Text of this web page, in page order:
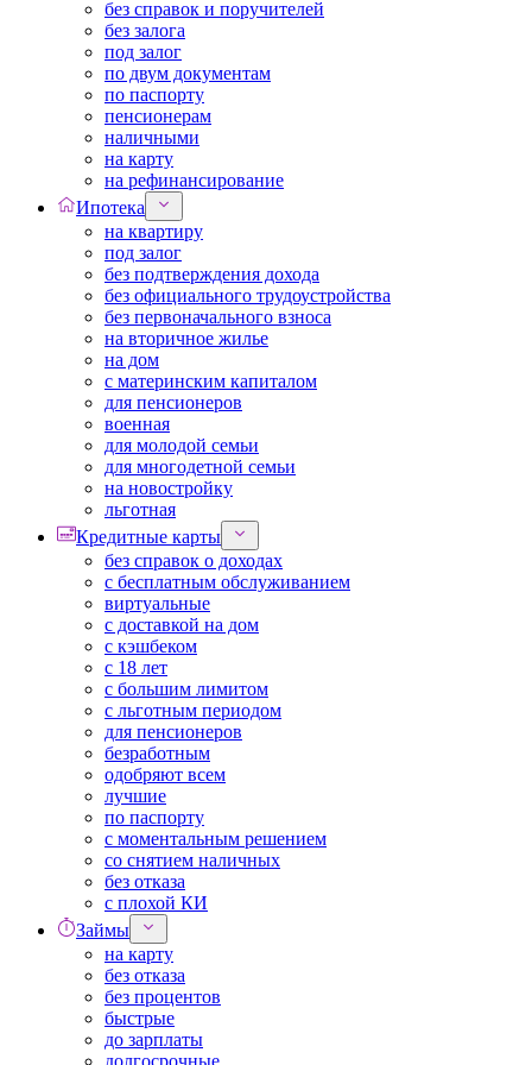
без справок и поручителей
без залога
под залог
по двум документам
по паспорту
пенсионерам
наличными
на карту
на рефинансирование
Ипотека
на квартиру
под залог
без подтверждения дохода
без официального трудоустройства
без первоначального взноса
на вторичное жилье
на дом
с материнским капиталом
для пенсионеров
военная
для молодой семьи
для многодетной семьи
на новостройку
льготная
Кредитные карты
без справок о доходах
с бесплатным обслуживанием
виртуальные
с доставкой на дом
с кэшбеком
с 18 лет
с большим лимитом
с льготным периодом
для пенсионеров
безработным
одобряют всем
лучшие
по паспорту
с моментальным решением
со снятием наличных
без отказа
с плохой КИ
Займы
на карту
без отказа
без процентов
быстрые
до зарплаты
долгосрочные